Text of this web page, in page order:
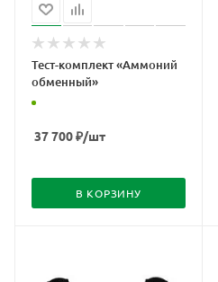
Тест-комплект «Аммоний
обменный»
37 700₽/шт
В КОРЗИНУ